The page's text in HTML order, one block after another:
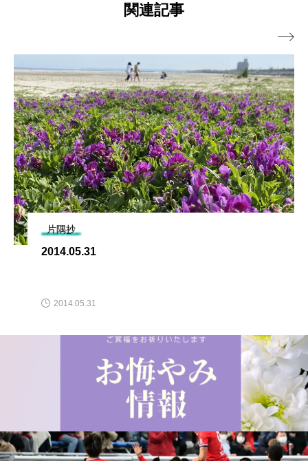
関連記事
